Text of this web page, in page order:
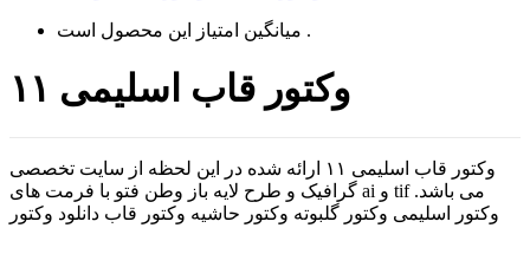
میانگین امتیاز این محصول است .
وکتور قاب اسلیمی ۱۱
وکتور قاب اسلیمی ۱۱ ارائه شده در این لحظه از سایت تخصصی
گرافیک و طرح لایه باز وطن فتو با فرمت های ai و tif می باشد.
وکتور اسلیمی وکتور گلبوته وکتور حاشیه وکتور قاب دانلود وکتور